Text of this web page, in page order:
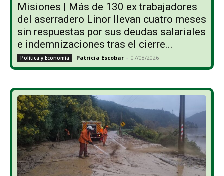
Misiones | Más de 130 ex trabajadores
del aserradero Linor llevan cuatro meses
sin respuestas por sus deudas salariales
e indemnizaciones tras el cierre...
Política y Economía Patricia Escobar - 07/08/2026